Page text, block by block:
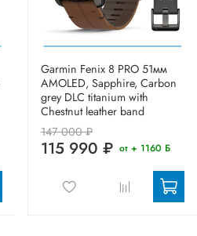
Garmin Fenix 8 PRO 51мм
AMOLED, Sapphire, Carbon
grey DLC titanium with
Chestnut leather band
147 000 ₽
115 990 ₽ от + 1160 Б